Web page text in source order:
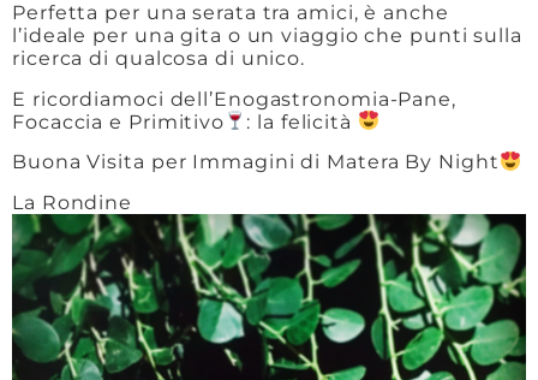
Perfetta per una serata tra amici, è anche
l’ideale per una gita o un viaggio che punti sulla
ricerca di qualcosa di unico.
E ricordiamoci dell’Enogastronomia-Pane,
Focaccia e Primitivo
: la felicità
Buona Visita per Immagini di Matera By Night
La Rondine